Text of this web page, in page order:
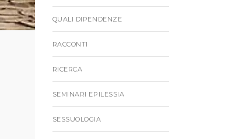
QUALI DIPENDENZE
RACCONTI
RICERCA
SEMINARI EPILESSIA
SESSUOLOGIA